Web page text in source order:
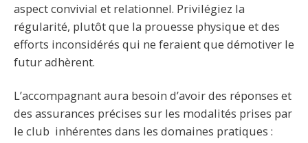
aspect convivial et relationnel. Privilégiez la
régularité, plutôt que la prouesse physique et des
efforts inconsidérés qui ne feraient que démotiver le
futur adhèrent.
L’accompagnant aura besoin d’avoir des réponses et
des assurances précises sur les modalités prises par
le club inhérentes dans les domaines pratiques :